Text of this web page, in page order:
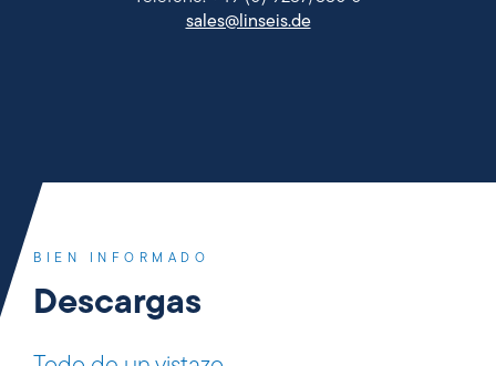
sales@linseis.de
BIEN INFORMADO
Descargas